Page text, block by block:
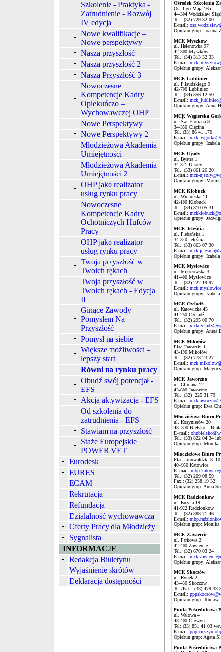
Szkolenie - Praktyka -
Zatrudnienie - Rozwój
IV edycja
Nowe kwalifikacje –
Nowe perspektywy
Nasza przyszłość
Nasza przyszłość 2
Nasza Przyszłość 3
Nowoczesne
Kompetencje Kadry
Opiekuńczo –
Wychowawczej OHP
Nowe Perspektywy
Nowe Perspektywy 2
Młodzieżowa Akademia
Umiejętności
Młodzieżowa Akademia
Umiejętności 2
OHP jako realizator
usług rynku pracy
Nowoczesne
Kompetencje Kadry
Ochotniczych Hufców
Pracy
OHP jako realizator
usług rynku pracy
Twoja przyszłość w
Twoich rękach
Twoja przyszłość w
Twoich rękach - Edycja
II
Ginące Zawody
Pomysłem Na
Przyszłość
Pomysł na siebie
Większe możliwości –
lepszy start
Równi na rynku pracy
Obudź swój potencjał -
EFS
Akcja aktywizacja - EFS
Od szkolenia do
zatrudnienia - EFS
Stawiam na przyszłość
Staże Europejskie
POWER VET
Eurodesk
EURES
ECAM
Rekrutacja
Refundacja
Działalność wychowawcza
Oferty Pracy dla Młodzieży
Sygnalista
INFORMACJE
Redakcja Biuletynu
Wyjaśnienie skrótów
Deklaracja dostępności
Ośrodek Szkolenia
Os. 1-go Maja 16a
44-304 Wodzisław
Tel.: (32) 729 32 00
E-mail:
Opiekun grup: Joanna
MCK Myszków
ul. Helenówka 97
42-300 Myszków
Tel.: (34) 313 32 33
E-mail:
Opiekun grupy:
MCK Lubliniec
ul. Piłsudskiego 9
42-700 Lubliniec
Tel.: (34) 356 12 50
E-mail:
Opiekun grupy: Anna
MCK Węgierska
ul. Św. Floriana 8
34-350 Cięcina
Tel. (33) 86 41 170
E-mail:
Opiekun grupy: Izabela
MCK Ujsoły
ul. Bystra 1
34-371 Ujsoły
Tel.: (33) 861 26 20
E-mail: mck-
Opiekun grupy:
MCK Kłobuck
ul. Wieluńska 11
42-100 Kłobuck
Tel.: (34) 310 05 31
E-mail:
Opiekun grupy:
MCK Jeleśnia
ul. Plebańska 1
34-340 Jeleśnia
Tel.: (33) 863 07 30
E-mail: mck-
Opiekun grupy:
MCK Mysłowice
ul. Mikołowska 3
41-400 Mysłowice
Tel.: (32) 222 19 97
E-mail:
Opiekun grupy: Izabela
MCK Czeladź
ul. Katowicka 45
41-250 Czeladź
Tel.: (32) 295 00 70
E-mail:
Opiekun grupy: Aneta
MCK Mikołów
Plac Harcerski 1
43-190 Mikołów
Tel.: (32) 778 23 27
E-mail:
Opiekun grup:
MCK Jaworzno
ul. Gliniana 12
43-600 Jaworzno
Tel.: (32) 225 31 79
E-mail:
Opiekun grup: Ewa
Młodzieżowe Biuro
ul. Kosynierów 20
43–300 Bielsko – Biała
E–mail:
Tel.: (33) 822 04 34
Opiekun grup: Monika
Młodzieżowe Biuro
Plac Grunwaldzki 8–10
40–950 Katowice
E–mail:
Tel.: (32) 209 08 59
Fax.: (32) 258 19 32
Opiekun grup: Anna
MCK Radzionków
ul. Kużaja 19
41-922 Radzionków
Tel.: (32) 388 71 46
E-mail:
Opiekun grup: Monika
MCK Zawiercie
ul. Parkowa 2
42-400 Zawiercie
Tel.: (32) 670 03 24
E-mail:
Opiekun grupy:
MCK Skoczów
ul. Rynek 2
43-430 Skoczów
Tel./Fax.: (33) 479 33
E-mail:
Opiekun grup: Tomasz
Punkt Pośrednictwa
ul. Wałowa 4
43-400 Cieszyn
Tel: (33) 851 41 03
E-mail:
Opiekun grup: Agata
Punkt Pośrednictwa